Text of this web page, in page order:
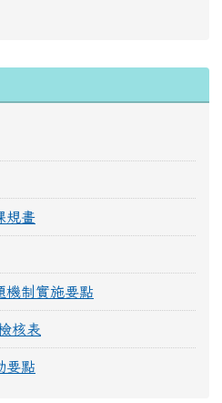
規畫
機制實施要點
核表
要點